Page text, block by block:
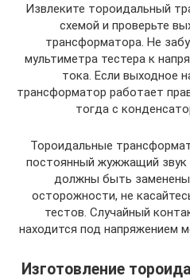
Извлеките тороидальный
схемой и проверьте
трансформатора. Не
мультиметра тестера к
тока. Если выходное
трансформатор работает
тогда с
Тороидальные
постоянный жужжащий звук
должны быть
осторожности, не
тестов. Случайный
находится под напряжением
Изготовление